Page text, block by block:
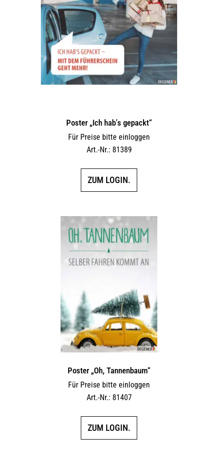
Poster „Ich hab’s gepackt“
Für Preise bitte einloggen
Art.-Nr.: 81389
ZUM LOGIN.
Poster „Oh, Tannenbaum“
Für Preise bitte einloggen
Art.-Nr.: 81407
ZUM LOGIN.